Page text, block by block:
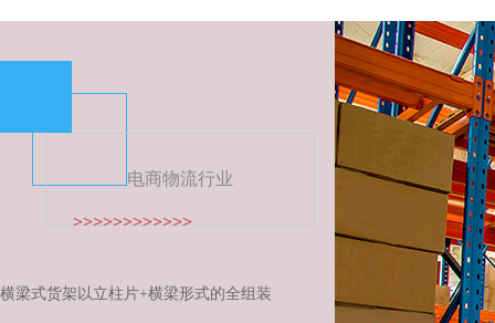
电商物流行业
横梁式货架以立柱片+横梁形式的全组装
>>>>>>>>>>>>